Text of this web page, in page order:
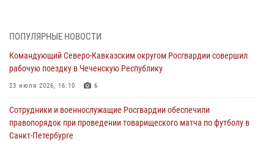
(видео)
Росгвардейцы провели занятие по стрелковой подготовке для
воспитанников Центра детского, юношеского туризма и
09 августа 2026, 05:00
В регионах Урала бойцам Росгвардии в зону СВО передали свежие
ПОПУЛЯРНЫЕ НОВОСТИ
Командующий Северо-Кавказским округом Росгвардии совершил
рабочую поездку в Чеченскую Республику
23 июля 2026, 16:10 6
Сотрудники и военнослужащие Росгвардии обеспечили
правопорядок при проведении товарищеского матча по футболу в
Санкт-Петербурге